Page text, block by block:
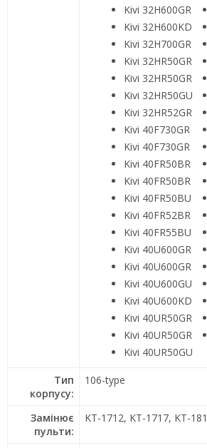
Kivi 32H600GR
Kivi 32H600KD
Kivi 32H700GR
Kivi 32HR50GR
Kivi 32HR50GR
Kivi 32HR50GU
Kivi 32HR52GR
Kivi 40F730GR
Kivi 40F730GR
Kivi 40FR50BR
Kivi 40FR50BR
Kivi 40FR50BU
Kivi 40FR52BR
Kivi 40FR55BU
Kivi 40U600GR
Kivi 40U600GR
Kivi 40U600GU
Kivi 40U600KD
Kivi 40UR50GR
Kivi 40UR50GR
Kivi 40UR50GU
Тип
корпусу:
106-type
Замінює
пульти:
KT-1712, KT-1717, KT-